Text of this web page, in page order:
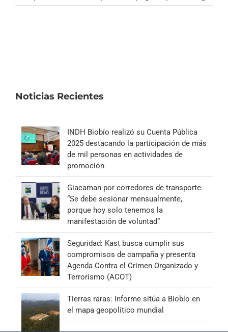
Noticias Recientes
INDH Biobío realizó su Cuenta Pública
2025 destacando la participación de más
de mil personas en actividades de
promoción
Giacaman por corredores de transporte:
“Se debe sesionar mensualmente,
porque hoy solo tenemos la
manifestación de voluntad”
Seguridad: Kast busca cumplir sus
compromisos de campaña y presenta
Agenda Contra el Crimen Organizado y
Terrorismo (ACOT)
Tierras raras: Informe sitúa a Biobío en
el mapa geopolítico mundial